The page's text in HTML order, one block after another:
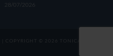
28/07/2026
| COPYRIGHT © 2026 TONICA GROUP